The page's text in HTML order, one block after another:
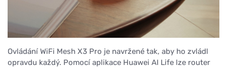
Ovládání WiFi Mesh X3 Pro je navržené tak, aby ho zvládl
opravdu každý. Pomocí aplikace Huawei AI Life lze router